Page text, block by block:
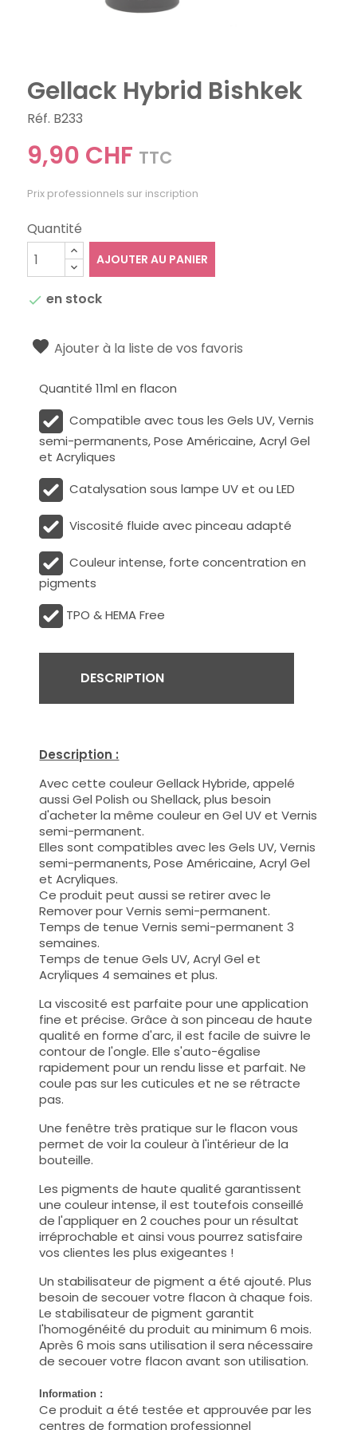
Gellack Hybrid Bishkek
Réf. B233
9,90 CHF TTC
Prix professionnels sur inscription
Quantité
AJOUTER AU PANIER
 en stock
Ajouter à la liste de vos favoris
Quantité 11ml en flacon
Compatible avec tous les Gels UV, Vernis
semi-permanents, Pose Américaine, Acryl Gel
et Acryliques
Catalysation sous lampe UV et ou LED
Viscosité fluide avec pinceau adapté
Couleur intense, forte concentration en
pigments
TPO & HEMA Free
DESCRIPTION
Description :
Avec cette couleur Gellack Hybride, appelé
aussi Gel Polish ou Shellack, plus besoin
d'acheter la même couleur en Gel UV et Vernis
semi-permanent.
Elles sont compatibles avec les Gels UV, Vernis
semi-permanents, Pose Américaine, Acryl Gel
et Acryliques.
Ce produit peut aussi se retirer avec le
Remover pour Vernis semi-permanent.
Temps de tenue Vernis semi-permanent 3
semaines.
Temps de tenue Gels UV, Acryl Gel et
Acryliques 4 semaines et plus.
La viscosité est parfaite pour une application
fine et précise. Grâce à son pinceau de haute
qualité en forme d'arc, il est facile de suivre le
contour de l'ongle. Elle s'auto-égalise
rapidement pour un rendu lisse et parfait. Ne
coule pas sur les cuticules et ne se rétracte
pas.
Une fenêtre très pratique sur le flacon vous
permet de voir la couleur à l'intérieur de la
bouteille.
Les pigments de haute qualité garantissent
une couleur intense, il est toutefois conseillé
de l'appliquer en 2 couches pour un résultat
irréprochable et ainsi vous pourrez satisfaire
vos clientes les plus exigeantes !
Un stabilisateur de pigment a été ajouté. Plus
besoin de secouer votre flacon à chaque fois.
Le stabilisateur de pigment garantit
l'homogénéité du produit au minimum 6 mois.
Après 6 mois sans utilisation il sera nécessaire
de secouer votre flacon avant son utilisation.
Information :
Ce produit a été testée et approuvée par les
centres de formation professionnel